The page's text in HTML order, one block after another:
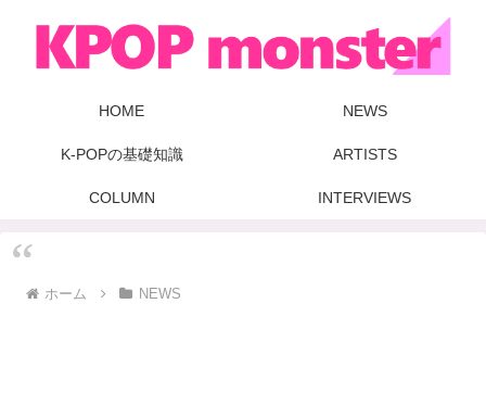
HOME NEWS
K-POPの基礎知識 ARTISTS
COLUMN INTERVIEWS
ホーム NEWS